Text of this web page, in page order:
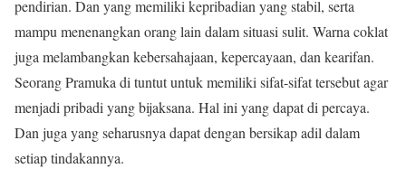
pendirian. Dan yang memiliki kepribadian yang stabil, serta
mampu menenangkan orang lain dalam situasi sulit. Warna coklat
juga melambangkan kebersahajaan, kepercayaan, dan kearifan.
Seorang Pramuka di tuntut untuk memiliki sifat-sifat tersebut agar
menjadi pribadi yang bijaksana. Hal ini yang dapat di percaya.
Dan juga yang seharusnya dapat dengan bersikap adil dalam
setiap tindakannya.